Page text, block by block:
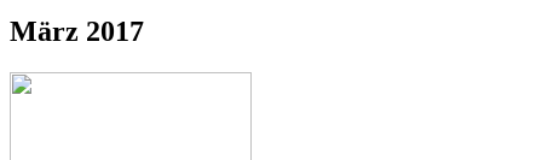
März 2017